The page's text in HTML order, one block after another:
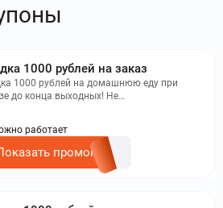
1000 рублей на заказ
1000 рублей на домашнюю еду при
до конца выходных! Не
только для определенных линеек
работает
промокод